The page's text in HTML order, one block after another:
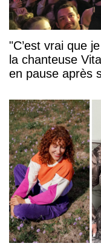
"C’est vrai que
la chanteuse
en pause après